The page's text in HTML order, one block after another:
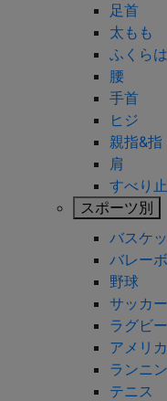
足首
太もも
ふくら
腰
手首
ヒジ
親指&指
肩
すべり
スポーツ別
バスケ
バレー
野球
サッカー
ラグビー
アメリ
ランニ
テニス